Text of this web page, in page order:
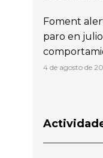
Foment
paro en
4 de agosto de